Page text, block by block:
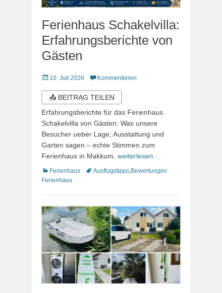
Ferienhaus Schakelvilla:
Erfahrungsberichte von
Gästen
Veröffentlicht
10. Juli 2026 Kommentieren
📤 BEITRAG TEILEN
Erfahrungsberichte für das Ferienhaus
Schakelvilla von Gästen: Was unsere
Besucher ueber Lage, Ausstattung und
Garten sagen – echte Stimmen zum
Ferienhaus in Makkum. weiterlesen…
Kategorien
Ferienhaus Schlagworte
Ausflugstipps Bewertungen
Ferienhaus